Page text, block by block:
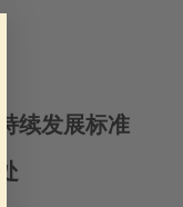
续发展标准